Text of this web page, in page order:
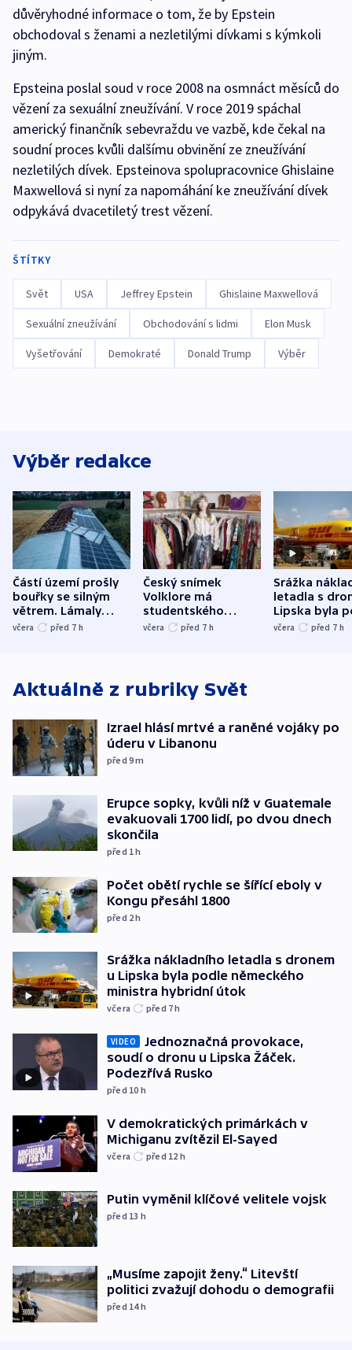
důvěryhodné informace o tom, že by Epstein
obchodoval s ženami a nezletilými dívkami s kýmkoli
jiným.
Epsteina poslal soud v roce 2008 na osmnáct měsíců do
vězení za sexuální zneužívání. V roce 2019 spáchal
americký finančník sebevraždu ve vazbě, kde čekal na
soudní proces kvůli dalšímu obvinění ze zneužívání
nezletilých dívek. Epsteinova spolupracovnice Ghislaine
Maxwellová si nyní za napomáhání ke zneužívání dívek
odpykává dvacetiletý trest vězení.
ŠTÍTKY
Svět USA Jeffrey Epstein Ghislaine Maxwellová
Sexuální zneužívání Obchodování s lidmi Elon Musk
Vyšetřování Demokraté Donald Trump Výběr
Výběr redakce
Částí území prošly
bouřky se silným
větrem. Lámaly
stromy a poničily
včera před 7 h
Český snímek
Volklore má
studentského
Oscara, zabojuje o
včera před 7 h
Srážka
letadla s
Lipska byla
německého
včera před 7 h
Aktuálně z rubriky Svět
Izrael hlásí mrtvé a raněné vojáky po
úderu v Libanonu
před 9m
Erupce sopky, kvůli níž v Guatemale
evakuovali 1700 lidí, po dvou dnech
skončila
před 1h
Počet obětí rychle se šířící eboly v
Kongu přesáhl 1800
před 2h
Srážka nákladního letadla s dronem
u Lipska byla podle německého
ministra hybridní útok
včera před 7h
VIDEO
Jednoznačná provokace,
soudí o dronu u Lipska Žáček.
Podezřívá Rusko
před 10 h
V demokratických primárkách v
Michiganu zvítězil El-Sayed
včera před 12 h
Putin vyměnil klíčové velitele vojsk
před 13 h
„Musíme zapojit ženy.“ Litevští
politici zvažují dohodu o demografii
před 14h